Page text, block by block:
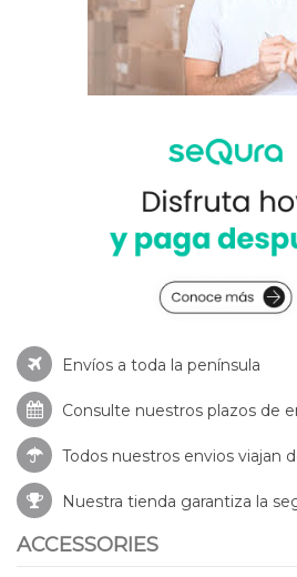
Envíos a toda la península
Consulte nuestros plazos de
Todos nuestros envios viajan
Nuestra tienda garantiza la
ACCESSORIES